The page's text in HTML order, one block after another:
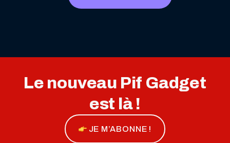
Le nouveau Pif Gadget
est là !
JE M’ABONNE !